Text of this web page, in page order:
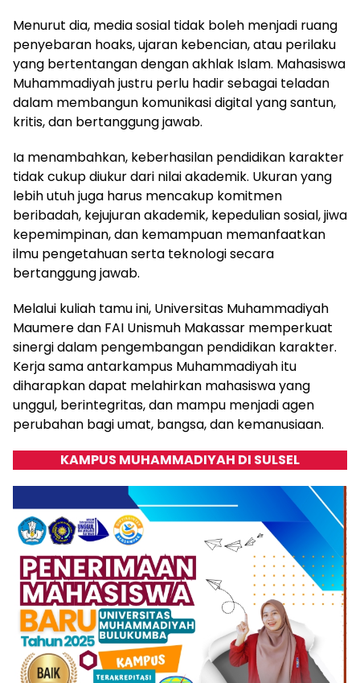
Menurut dia, media sosial tidak boleh menjadi ruang
penyebaran hoaks, ujaran kebencian, atau perilaku
yang bertentangan dengan akhlak Islam. Mahasiswa
Muhammadiyah justru perlu hadir sebagai teladan
dalam membangun komunikasi digital yang santun,
kritis, dan bertanggung jawab.
Ia menambahkan, keberhasilan pendidikan karakter
tidak cukup diukur dari nilai akademik. Ukuran yang
lebih utuh juga harus mencakup komitmen
beribadah, kejujuran akademik, kepedulian sosial, jiwa
kepemimpinan, dan kemampuan memanfaatkan
ilmu pengetahuan serta teknologi secara
bertanggung jawab.
Melalui kuliah tamu ini, Universitas Muhammadiyah
Maumere dan FAI Unismuh Makassar memperkuat
sinergi dalam pengembangan pendidikan karakter.
Kerja sama antarkampus Muhammadiyah itu
diharapkan dapat melahirkan mahasiswa yang
unggul, berintegritas, dan mampu menjadi agen
perubahan bagi umat, bangsa, dan kemanusiaan.
KAMPUS MUHAMMADIYAH DI SULSEL